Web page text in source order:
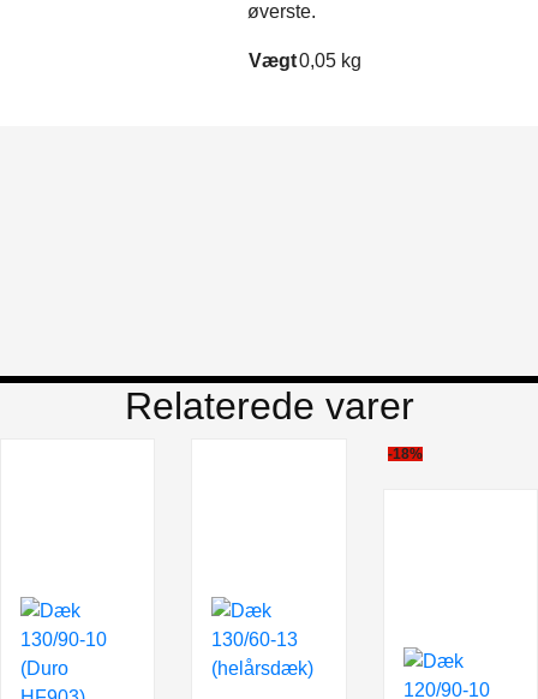
øverste.
Vægt0,05 kg
Relaterede varer
-18%